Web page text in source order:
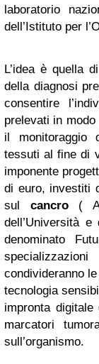
laboratorio
dell’Istituto per
L’idea è quella
della diagnosi
consentire
prelevati in
il monitoraggio
tessuti al fine di
imponente
di euro, investiti
sul cancro(
dell’Università
denominato
condivideranno
tecnologia
impronta digitale
marcatori
sull’organismo.